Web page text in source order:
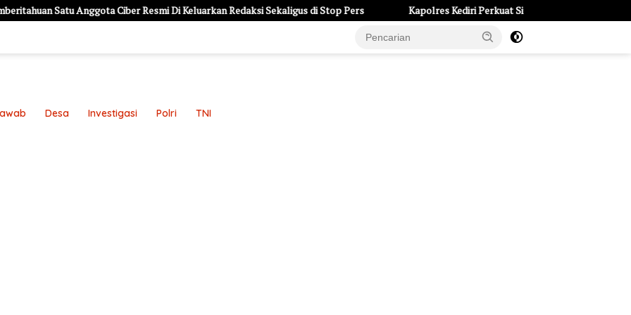
Anggota Ciber Resmi Di Keluarkan Redaksi Sekaligus di Stop Pers Kapolres Kediri Perkuat Sinergi dengan Ulama dan Kajari,
Desa Investigasi Polri TNI